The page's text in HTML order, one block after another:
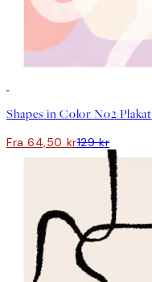
Shapes in Color No2 Plakat
Fra 64,50 kr129 kr